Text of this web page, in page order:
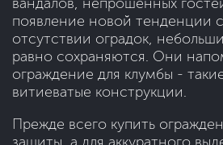
появление новой тенденции
отсутствии оградок,
равно сохраняются. Они
ограждение для клумбы -
витиеватые конструкции.
Прежде всего купить